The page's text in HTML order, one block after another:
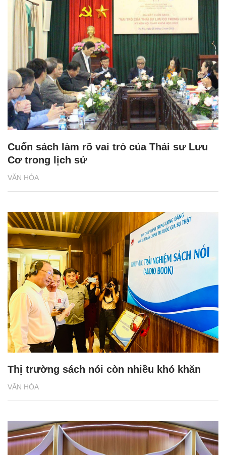
VĂN HÓA
Cuốn sách làm rõ vai trò của Thái sư Lưu
Cơ trong lịch sử
VĂN HÓA
Thị trường sách nói còn nhiều khó khăn